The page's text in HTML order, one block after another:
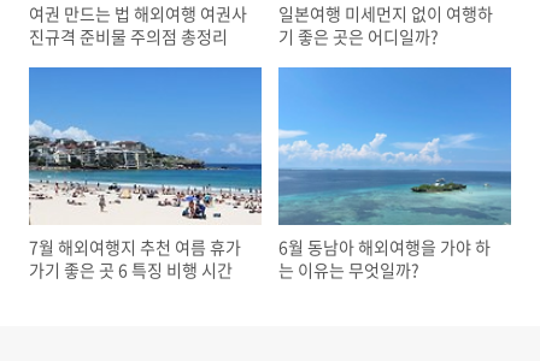
여권 만드는 법 해외여행 여권사
진규격 준비물 주의점 총정리
일본여행 미세먼지 없이 여행하
기 좋은 곳은 어디일까?
7월 해외여행지 추천 여름 휴가
가기 좋은 곳 6 특징 비행 시간
6월 동남아 해외여행을 가야 하
는 이유는 무엇일까?